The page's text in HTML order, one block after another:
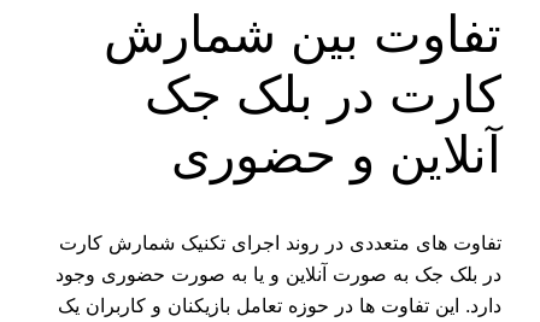
تفاوت بین شمارش
کارت در بلک جک
آنلاین و حضوری
تفاوت های متعددی در روند اجرای تکنیک شمارش کارت
در بلک جک به صورت آنلاین و یا به صورت حضوری وجود
دارد. این تفاوت ها در حوزه تعامل بازیکنان و کاربران یک